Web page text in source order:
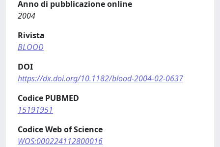
Anno di pubblicazione online
2004
Rivista
BLOOD
DOI
https://dx.doi.org/10.1182/blood-2004-02-0637
Codice PUBMED
15191951
Codice Web of Science
WOS:000224112800016